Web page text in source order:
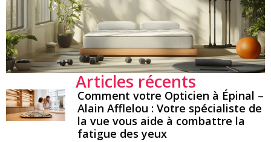
Articles récents
Comment votre Opticien à Épinal –
Alain Afflelou : Votre spécialiste de
la vue vous aide à combattre la
fatigue des yeux